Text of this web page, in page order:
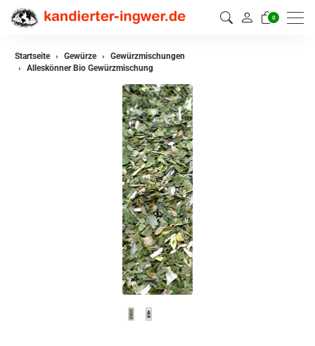
0
zurück
Startseite Gewürze
Gewürzmischungen
Alleskönner Bio Gewürzmischung